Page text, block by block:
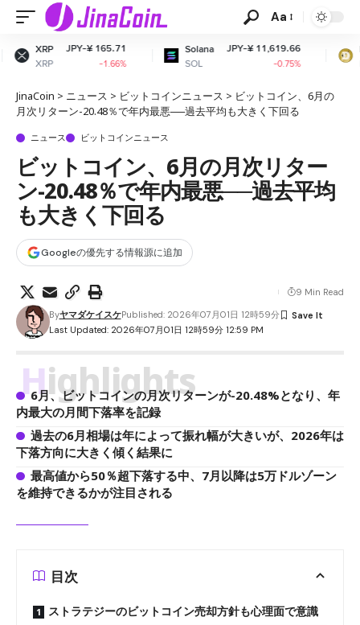
Aa
165.71
-1.66%
Solana
SOL
JPY-¥ 11,619.66
-0.75%
Dogecoin
DOGE
JPY-¥
JinaCoin > ニュース > ビットコインニュース > ビットコイン、6月の
月次リターン-20.48％で年内最悪──過去平均も大きく下回る
ニュース ビットコインニュース
ビットコイン、6月の月次リター
ン-20.48％で年内最悪──過去平均
も大きく下回る
Googleの優先する情報源に追加
Last Updated: 2026年07月01日 12時59分 12:59 PM
ByヤマダケイスケPublished: 2026年07月01日 12時59分
9 Min Read
Highlights
6月、ビットコインの月次リターンが-20.48%となり、年
内最大の月間下落率を記録
過去の6月相場は年によって振れ幅が大きいが、2026年は
下落方向に大きく傾く結果に
最高値から50％超下落する中、7月以降は5万ドルゾーン
を維持できるかが注目される
目次
ストラテジーのビットコイン売却方針も心理面で意識